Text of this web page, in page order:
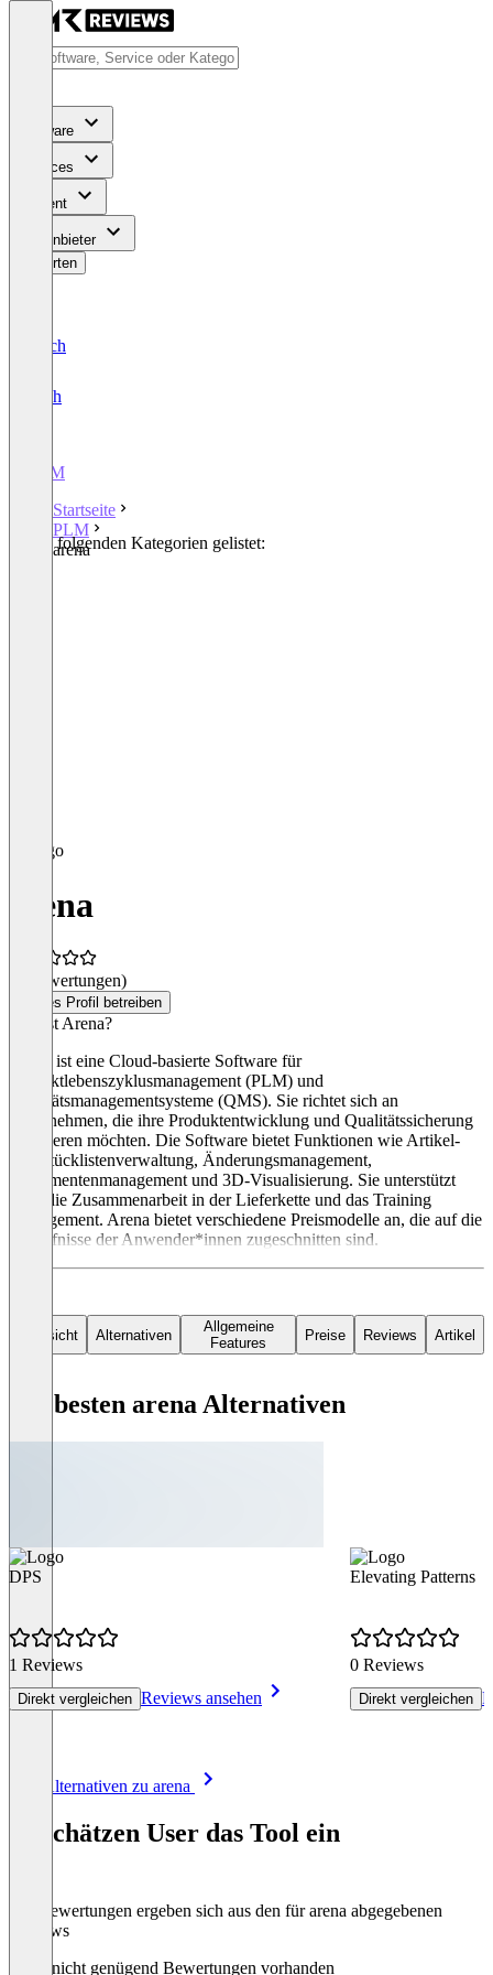
Software
Services
Content
Für Anbieter
Bewerten
Deutsch
English
PLM
Startseite
PLM
arena
In den folgenden Kategorien gelistet:
arena
(0 Bewertungen)
Dieses Profil betreiben
Was ist Arena?
Arena ist eine Cloud-basierte Software für
Produktlebenszyklusmanagement (PLM) und
Qualitätsmanagementsysteme (QMS). Sie richtet sich an
Unternehmen, die ihre Produktentwicklung und Qualitätssicherung
optimieren möchten. Die Software bietet Funktionen wie Artikel-
und Stücklistenverwaltung, Änderungsmanagement,
Dokumentenmanagement und 3D-Visualisierung. Sie unterstützt
auch die Zusammenarbeit in der Lieferkette und das Training
Management. Arena bietet verschiedene Preismodelle an, die auf die
Bedürfnisse der Anwender*innen zugeschnitten sind.
Übersicht Alternativen
Allgemeine
Features
Preise Reviews Artikel
Die besten arena Alternativen
DPS
1 Reviews
Direkt vergleichen Reviews ansehen
Elevating Patterns
0 Reviews
Direkt vergleichen
Alle Alternativen zu arena
So schätzen User das Tool ein
Die Bewertungen ergeben sich aus den für arena abgegebenen
Reviews
Noch nicht genügend Bewertungen vorhanden